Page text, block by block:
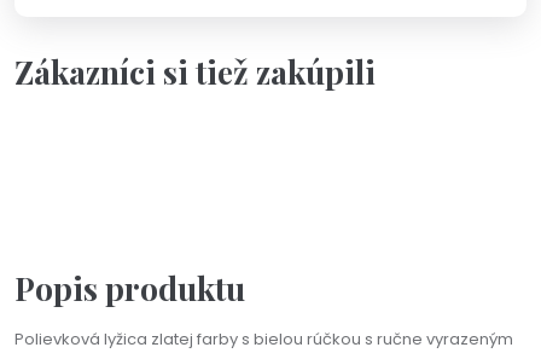
Zákazníci si tiež zakúpili
Popis produktu
Polievková lyžica zlatej farby s bielou rúčkou s ručne vyrazeným